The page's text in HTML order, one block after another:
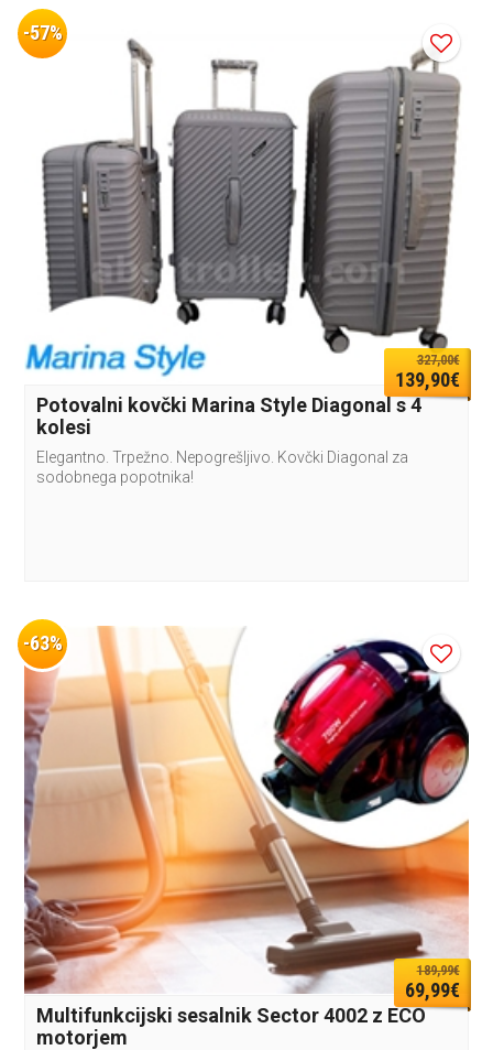
-57%
327,00€
139,90€
Potovalni kovčki Marina Style Diagonal s 4
kolesi
Elegantno. Trpežno. Nepogrešljivo. Kovčki Diagonal za
sodobnega popotnika!
-63%
189,99€
69,99€
Multifunkcijski sesalnik Sector 4002 z ECO
motorjem